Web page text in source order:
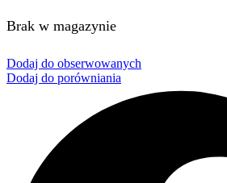
Brak w magazynie
Dodaj do obserwowanych
Dodaj do porówniania